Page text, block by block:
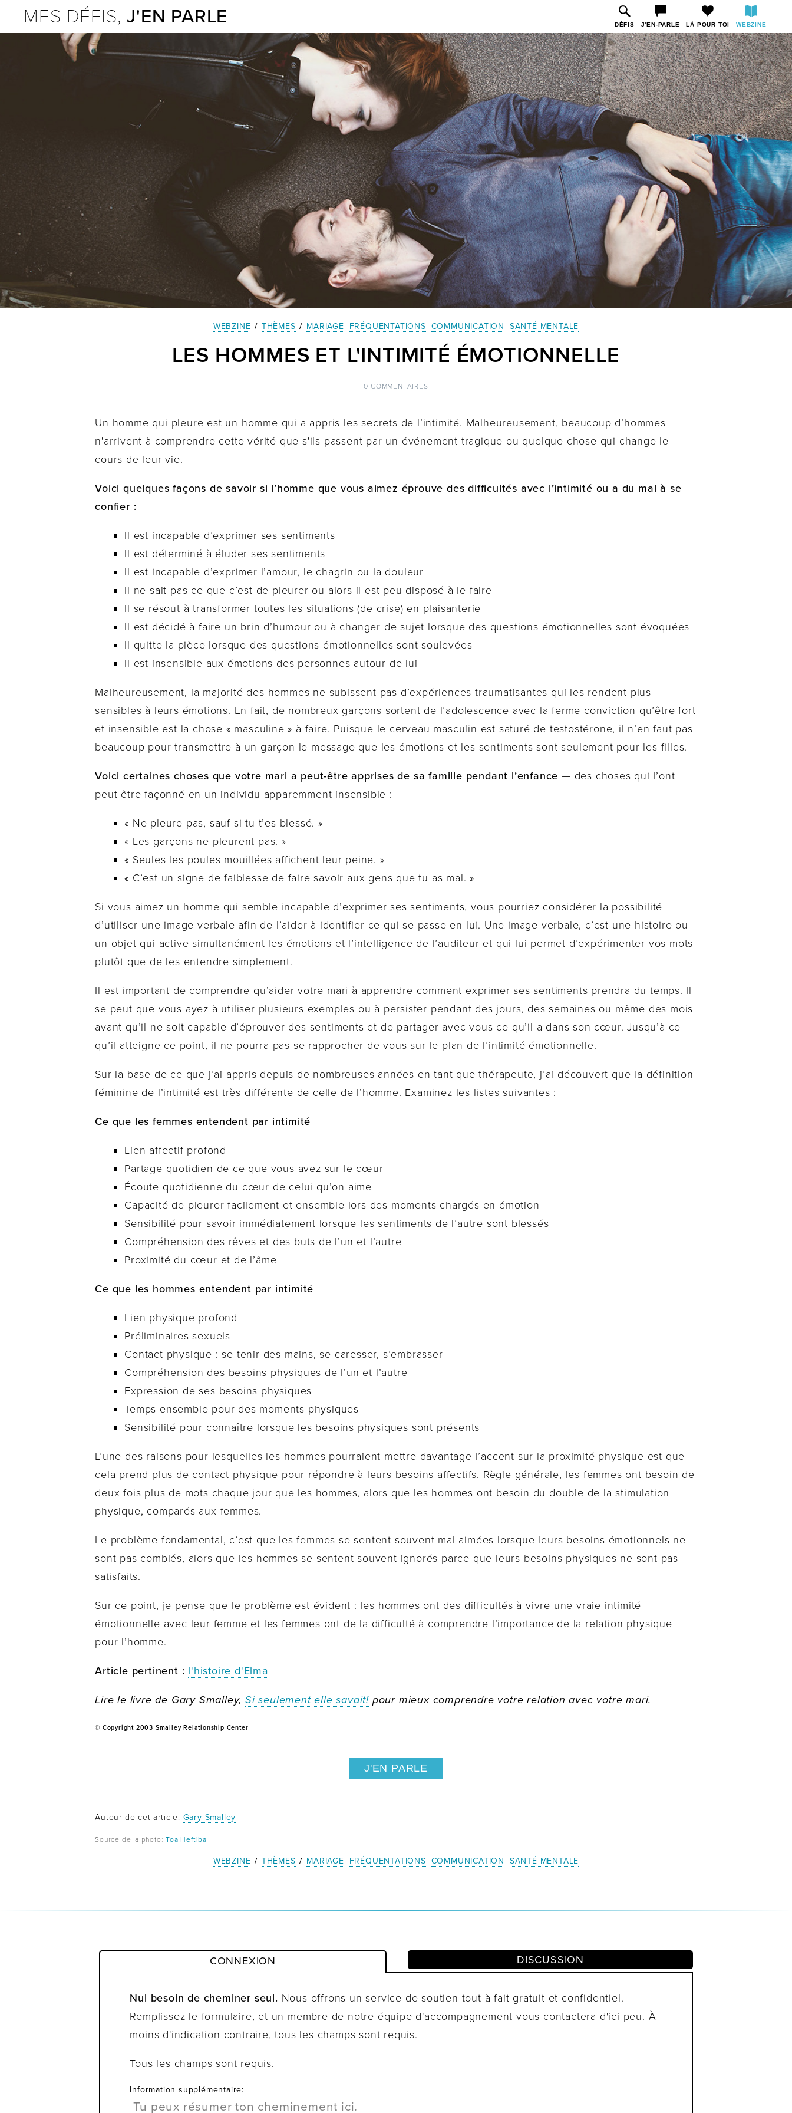
MES DÉFIS,J'EN PARLE DÉFIS J'EN-PARLE LÀ POUR TOI WEBZINE
WEBZINE / THÈMES / MARIAGE FRÉQUENTATIONS COMMUNICATION SANTÉ MENTALE
LES HOMMES ET L'INTIMITÉ ÉMOTIONNELLE
0 COMMENTAIRES
Un homme qui pleure est un homme qui a appris les secrets de l’intimité. Malheureusement, beaucoup d’hommes
n'arrivent à comprendre cette vérité que s'ils passent par un événement tragique ou quelque chose qui change le
cours de leur vie.
Voici quelques façons de savoir si l’homme que vous aimez éprouve des difficultés avec l’intimité ou a du mal à se
confier :
Il est incapable d’exprimer ses sentiments
Il est déterminé à éluder ses sentiments
Il est incapable d’exprimer l’amour, le chagrin ou la douleur
Il ne sait pas ce que c’est de pleurer ou alors il est peu disposé à le faire
Il se résout à transformer toutes les situations (de crise) en plaisanterie
Il est décidé à faire un brin d’humour ou à changer de sujet lorsque des questions émotionnelles sont évoquées
Il quitte la pièce lorsque des questions émotionnelles sont soulevées
Il est insensible aux émotions des personnes autour de lui
Malheureusement, la majorité des hommes ne subissent pas d’expériences traumatisantes qui les rendent plus
sensibles à leurs émotions. En fait, de nombreux garçons sortent de l’adolescence avec la ferme conviction qu’être fort
et insensible est la chose « masculine » à faire. Puisque le cerveau masculin est saturé de testostérone, il n’en faut pas
beaucoup pour transmettre à un garçon le message que les émotions et les sentiments sont seulement pour les filles.
Voici certaines choses que votre mari a peut-être apprises de sa famille pendant l’enfance — des choses qui l’ont
peut-être façonné en un individu apparemment insensible :
« Ne pleure pas, sauf si tu t’es blessé. »
« Les garçons ne pleurent pas. »
« Seules les poules mouillées affichent leur peine. »
« C’est un signe de faiblesse de faire savoir aux gens que tu as mal. »
Si vous aimez un homme qui semble incapable d’exprimer ses sentiments, vous pourriez considérer la possibilité
d’utiliser une image verbale afin de l’aider à identifier ce qui se passe en lui. Une image verbale, c’est une histoire ou
un objet qui active simultanément les émotions et l’intelligence de l’auditeur et qui lui permet d’expérimenter vos mots
plutôt que de les entendre simplement.
Il est important de comprendre qu’aider votre mari à apprendre comment exprimer ses sentiments prendra du temps. Il
se peut que vous ayez à utiliser plusieurs exemples ou à persister pendant des jours, des semaines ou même des mois
avant qu’il ne soit capable d’éprouver des sentiments et de partager avec vous ce qu’il a dans son cœur. Jusqu’à ce
qu’il atteigne ce point, il ne pourra pas se rapprocher de vous sur le plan de l’intimité émotionnelle.
Sur la base de ce que j’ai appris depuis de nombreuses années en tant que thérapeute, j’ai découvert que la définition
féminine de l’intimité est très différente de celle de l’homme. Examinez les listes suivantes :
Ce que les femmes entendent par intimité
Lien affectif profond
Partage quotidien de ce que vous avez sur le cœur
Écoute quotidienne du cœur de celui qu’on aime
Capacité de pleurer facilement et ensemble lors des moments chargés en émotion
Sensibilité pour savoir immédiatement lorsque les sentiments de l’autre sont blessés
Compréhension des rêves et des buts de l’un et l’autre
Proximité du cœur et de l’âme
Ce que les hommes entendent par intimité
Lien physique profond
Préliminaires sexuels
Contact physique : se tenir des mains, se caresser, s’embrasser
Compréhension des besoins physiques de l’un et l’autre
Expression de ses besoins physiques
Temps ensemble pour des moments physiques
Sensibilité pour connaître lorsque les besoins physiques sont présents
L’une des raisons pour lesquelles les hommes pourraient mettre davantage l’accent sur la proximité physique est que
cela prend plus de contact physique pour répondre à leurs besoins affectifs. Règle générale, les femmes ont besoin de
deux fois plus de mots chaque jour que les hommes, alors que les hommes ont besoin du double de la stimulation
physique, comparés aux femmes.
Le problème fondamental, c’est que les femmes se sentent souvent mal aimées lorsque leurs besoins émotionnels ne
sont pas comblés, alors que les hommes se sentent souvent ignorés parce que leurs besoins physiques ne sont pas
satisfaits.
Sur ce point, je pense que le problème est évident : les hommes ont des difficultés à vivre une vraie intimité
émotionnelle avec leur femme et les femmes ont de la difficulté à comprendre l’importance de la relation physique
pour l’homme.
Article pertinent : l'histoire d'Elma
Lire le livre de Gary Smalley,Si seulement elle savait! pour mieux comprendre votre relation avec votre mari.
© Copyright 2003 Smalley Relationship Center
J'EN PARLE
Auteur de cet article: Gary Smalley
Source de la photo:Toa Heftiba
WEBZINE / THÈMES / MARIAGE FRÉQUENTATIONS COMMUNICATION SANTÉ MENTALE
CONNEXION DISCUSSION
Nul besoin de cheminer seul. Nous offrons un service de soutien tout à fait gratuit et confidentiel.
Remplissez le formulaire, et un membre de notre équipe d'accompagnement vous contactera d'ici peu. À
moins d'indication contraire, tous les champs sont requis.
Tous les champs sont requis.
Information supplémentaire: